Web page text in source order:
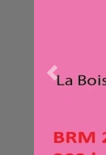
Previous